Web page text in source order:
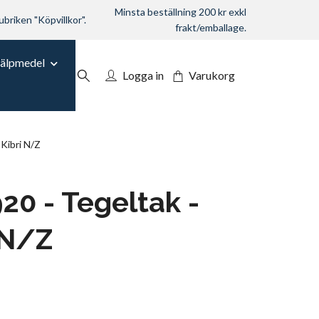
"Köpvillkor".
Minsta beställning 200 kr exkl
frakt/emballage.
Logga in Varukorg
N/Z
- Tegeltak -
Z